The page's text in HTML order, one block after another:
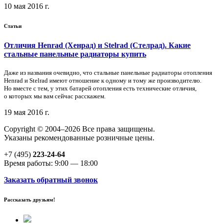
10 мая 2016 г.
Статьи
Отличия Henrad (Хенрад) и Stelrad (Стелрад). Какие
стальные панельные радиаторы купить
Даже из названия очевидно, что стальные панельные радиаторы отопления
Henrad и Stelrad имеют отношение к одному и тому же производителю.
Но вместе с тем, у этих батарей отопления есть технические отличия,
о которых мы вам сейчас расскажем.
19 мая 2016 г.
Copyright © 2004–2026 Все права защищены.
Указаны рекомендованные розничные цены.
+7 (495) 223-24-64
Время работы: 9:00 — 18:00
Заказать обратный звонок
Рассказать друзьям!